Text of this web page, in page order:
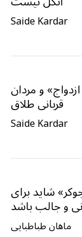
Saide Kardar
و مردان
قربانی طلاق
Saide Kardar
شاید برای
و جالب باشد
ماهان طباطبایی